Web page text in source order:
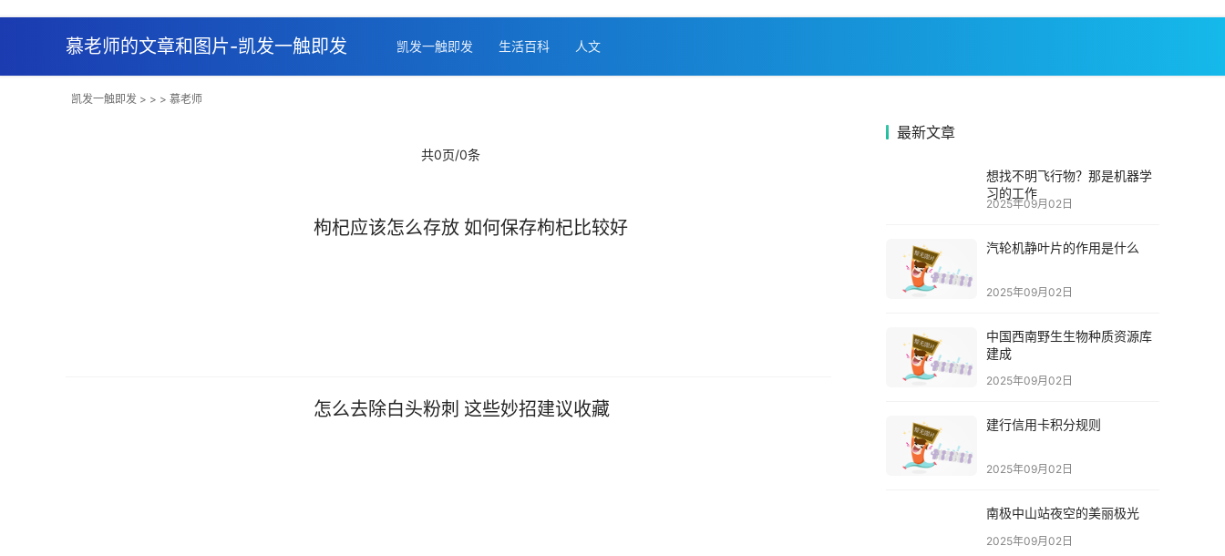
慕老师的文章和图片-凯发一触即发 凯发一触即发 生活百科 人文
凯发一触即发 > > > 慕老师
共0页/0条
枸杞应该怎么存放 如何保存枸杞比较好
怎么去除白头粉刺 这些妙招建议收藏
最新文章
想找不明飞行物？那是机器学
习的工作
2025年09月02日
汽轮机静叶片的作用是什么
2025年09月02日
中国西南野生生物种质资源库
建成
2025年09月02日
建行信用卡积分规则
2025年09月02日
南极中山站夜空的美丽极光
2025年09月02日